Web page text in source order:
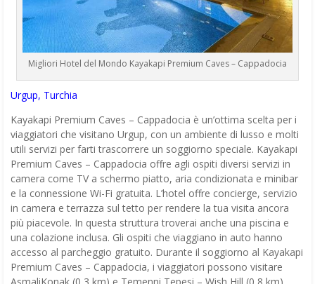
Migliori Hotel del Mondo Kayakapi Premium Caves – Cappadocia
Urgup, Turchia
Kayakapi Premium Caves – Cappadocia è un’ottima scelta per i
viaggiatori che visitano Urgup, con un ambiente di lusso e molti
utili servizi per farti trascorrere un soggiorno speciale. Kayakapi
Premium Caves – Cappadocia offre agli ospiti diversi servizi in
camera come TV a schermo piatto, aria condizionata e minibar
e la connessione Wi-Fi gratuita. L’hotel offre concierge, servizio
in camera e terrazza sul tetto per rendere la tua visita ancora
più piacevole. In questa struttura troverai anche una piscina e
una colazione inclusa. Gli ospiti che viaggiano in auto hanno
accesso al parcheggio gratuito. Durante il soggiorno al Kayakapi
Premium Caves – Cappadocia, i viaggiatori possono visitare